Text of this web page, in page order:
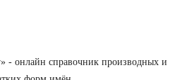
- онлайн справочник производных и